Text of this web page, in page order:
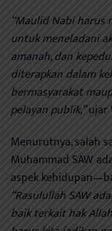
“Maulid Nabi
untuk meneladani
amanah, dan
diterapkan dalam
bermasyarakat
pelayan publik,”ujar
Menurutnya, salah
Muhammad SAW
aspek
“Rasulullah SAW
baik terkait hak